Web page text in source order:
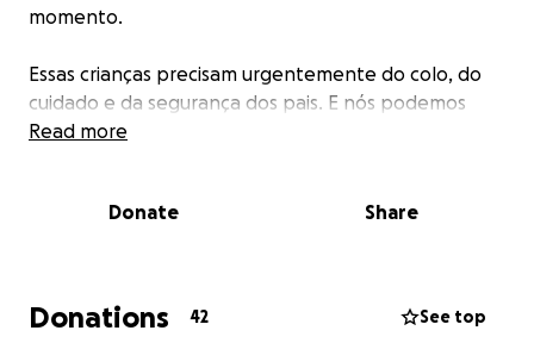
momento.
Essas crianças precisam urgentemente do colo, do
cuidado e da segurança dos pais. E nós podemos
ajudar a reverter essa dor.
esse valor e permitir que essa família volte a estar
Doe, compartilhe, abrace essa causa com o coração.
Read more
Donate Share
Donations 42 See top